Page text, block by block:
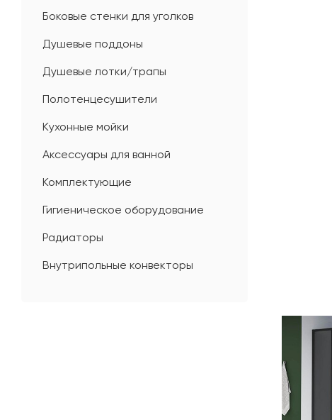
Боковые стенки для уголков
Душевые поддоны
Душевые лотки/трапы
Полотенцесушители
Кухонные мойки
Аксессуары для ванной
Комплектующие
Гигиеническое оборудование
Радиаторы
Внутрипольные конвекторы